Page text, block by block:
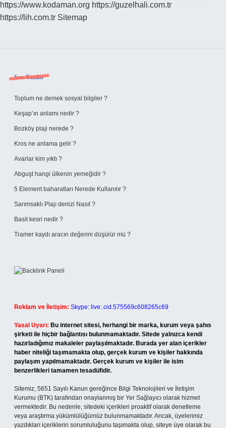
https://www.kodaman.org https://guzelhali.com.tr
https://lih.com.tr Sitemap
Sidebar
Son Yazılar
Toplum ne demek sosyal bilgiler ?
Keşap’ın anlamı nedir ?
Bozköy plaji nerede ?
Kros ne anlama gelir ?
Avarlar kim yıktı ?
Abguşt hangi ülkenin yemeğidir ?
5 Element baharatları Nerede Kullanılır ?
Sarımsaklı Plajı denizi Nasıl ?
Basit kesri nedir ?
Tramer kaydı aracın değerini düşürür mü ?
Reklam ve İletişim: Skype: live:.cid.575569c608265c69
Yasal Uyarı: Bu internet sitesi, herhangi bir marka, kurum veya şahıs
şirketi ile hiçbir bağlantısı bulunmamaktadır. Sitede yalnızca kendi
hazırladığımız makaleler paylaşılmaktadır. Burada yer alan içerikler
haber niteliği taşımamakta olup, gerçek kurum ve kişiler hakkında
paylaşım yapılmamaktadır. Gerçek kurum ve kişiler ile isim
benzerlikleri tamamen tesadüfidir.
Sitemiz, 5651 Sayılı Kanun gereğince Bilgi Teknolojileri ve İletişim
Kurumu (BTK) tarafından onaylanmış bir Yer Sağlayıcı olarak hizmet
vermektedir. Bu nedenle, sitedeki içerikleri proaktif olarak denetleme
veya araştırma yükümlülüğümüz bulunmamaktadır. Ancak, üyelerimiz
yazdıkları içeriklerin sorumluluğunu taşımakta olup, siteye üye olarak bu